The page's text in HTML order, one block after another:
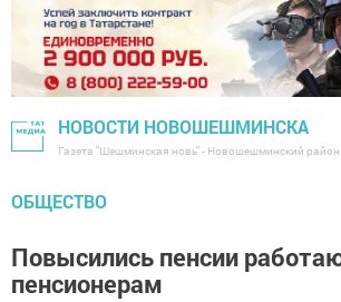
НОВОСТИ НОВОШЕШМИНСКА
Газета "Шешминская новь" - Новошешминский район
ОБЩЕСТВО
Повысились пенсии
пенсионерам